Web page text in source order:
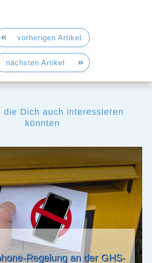
vorherigen Artikel
nächsten Artikel
die Dich auch interessieren
könnten
Regelung an der GHS-